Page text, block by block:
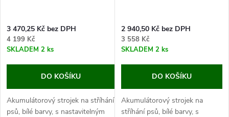
3 470,25 Kč bez DPH
4 199 Kč
SKLADEM 2 ks
DO KOŠÍKU
Akumulátorový strojek na stříhání
psů, bílé barvy, s nastavitelným
2 940,50 Kč bez DPH
3 558 Kč
SKLADEM 2 ks
DO KOŠÍKU
Akumulátorový strojek na
stříhání psů, bílé barvy, s